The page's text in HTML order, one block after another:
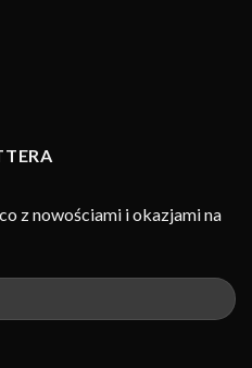
z nowościami i okazjami na